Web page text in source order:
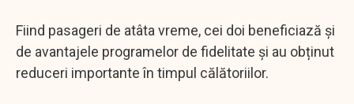
Fiind pasageri de atâta vreme, cei doi beneficiază și
de avantajele programelor de fidelitate și au obținut
reduceri importante în timpul călătoriilor.